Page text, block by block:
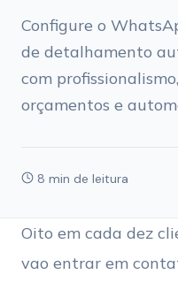
Configure o
de detalhamento
com
orçamentos e
8 min de leitura
Oito em cada dez
vao entrar em